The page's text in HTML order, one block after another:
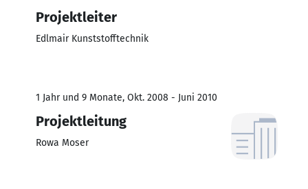
Projektleiter
Edlmair Kunststofftechnik
1 Jahr und 9 Monate, Okt. 2008 - Juni 2010
Projektleitung
Rowa Moser